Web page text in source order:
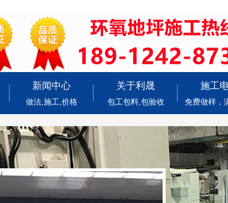
新闻中心
做法,施工,价格
关于利晟
包工包料,包验收
施工
免费做样，